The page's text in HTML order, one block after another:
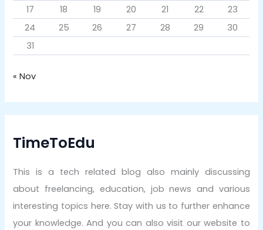
17
18 19 20 21 22
23
24
25 26 27 28 29
30
31
« Nov
TimeToEdu
This is a tech related blog also mainly discussing
about freelancing, education, job news and various
interesting topics here. Stay with us to further enhance
your knowledge. And you can also visit our website to